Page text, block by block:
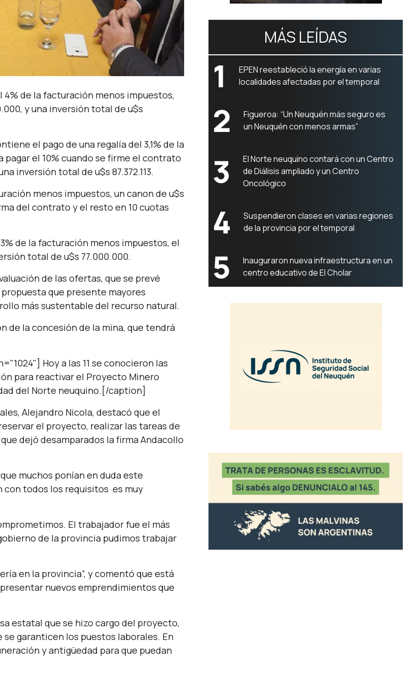
4% de la facturación menos impuestos,
y una inversión total de u$s
el pago de una regalía del 3,1% de la
el 10% cuando se firme el contrato
inversión total de u$s 87.372.113.
menos impuestos, un canon de u$s
del contrato y el resto en 10 cuotas
de la facturación menos impuestos, el
total de u$s 77.000.000.
de las ofertas, que se prevé
que presente mayores
más sustentable del recurso natural.
de la concesión de la mina, que tendrá
Hoy a las 11 se conocieron las
para reactivar el Proyecto Minero
del Norte neuquino.[/caption]
Alejandro Nicola, destacó que el
el proyecto, realizar las tareas de
dejó desamparados la firma Andacollo
muchos ponían en duda este
con todos los requisitos es muy
El trabajador fue el más
de la provincia pudimos trabajar
en la provincia”, y comentó que está
nuevos emprendimientos que
estatal que se hizo cargo del proyecto,
garanticen los puestos laborales. En
y antigüedad para que puedan
MÁS LEÍDAS
1
EPEN reestableció la energía en varias
localidades afectadas por el temporal
2
Figueroa: “Un Neuquén más seguro es
un Neuquén con menos armas”
3
El Norte neuquino contará con un Centro
de Diálisis ampliado y un Centro
Oncológico
4
Suspendieron clases en varias regiones
de la provincia por el temporal
5
Inauguraron nueva infraestructura en un
centro educativo de El Cholar